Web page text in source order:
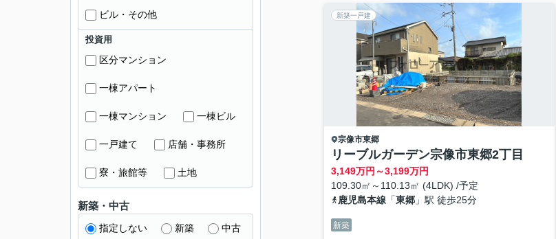
新築一戸建
宗像市東郷
リーブルガーデン宗像市東郷2丁目
3,149万円～3,199万円
109.30㎡～110.13㎡ (4LDK) /予定
鹿児島本線「東郷」駅 徒歩25分
新築
ビル・その他
投資用
区分マンション
一棟アパート
一棟マンション 一棟ビル
一戸建て 店舗・事務所
寮・旅館等 土地
新築・中古
指定しない 新築 中古